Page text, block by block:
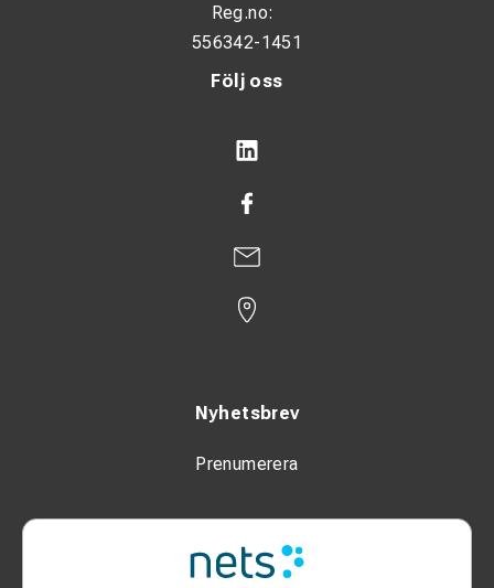
Följ oss
Nyhetsbrev
Prenumerera
Reg.no:
556342-1451